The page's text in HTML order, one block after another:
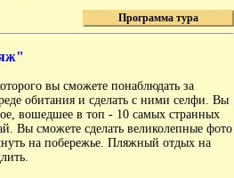
Программа тура
вы сможете понаблюдать за
обитания и сделать с ними селфи. Вы
вошедшее в топ - 10 самых странных
Вы сможете сделать великолепные фото
на побережье. Пляжный отдых на